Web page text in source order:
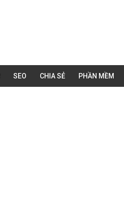
SEO CHIA SẺ PHẦN MỀM